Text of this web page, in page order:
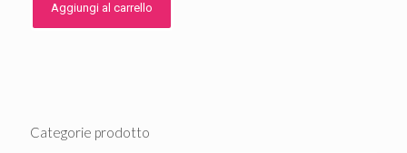
Aggiungi al carrello
Categorie prodotto